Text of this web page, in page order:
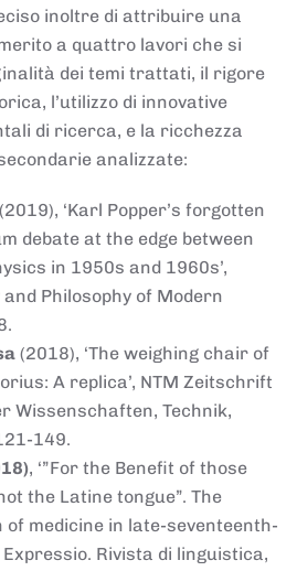
inoltre di attribuire una
a quattro lavori che si
dei temi trattati, il rigore
l’utilizzo di innovative
di ricerca, e la ricchezza
analizzate:
(2019), ‘Karl Popper’s forgotten
debate at the edge between
in 1950s and 1960s’,
Philosophy of Modern
(2018), ‘The weighing chair of
A replica’, NTM Zeitschrift
Wissenschaften, Technik,
149.
, ‘”For the Benefit of those
the Latine tongue”. The
medicine in late-seventeenth-
Expressio. Rivista di linguistica,